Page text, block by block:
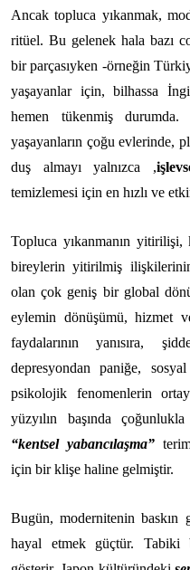
Ancak topluca yıkanmak,
ritüel. Bu gelenek hala bazı
bir parçasıyken -örneğin
yaşayanlar için, bilhassa
hemen tükenmiş
yaşayanların çoğu evlerinde,
duş almayı yalnızca ,
temizlemesi için en hızlı ve
Topluca yıkanmanın
bireylerin yitirilmiş
olan çok geniş bir global
eylemin dönüşümü, hizmet
faydalarının yanısıra,
depresyondan paniğe,
psikolojik fenomenlerin
yüzyılın başında
“kentsel yabancılaşma”
için bir klişe haline gelmiştir.
Bugün, modernitenin baskın
hayal etmek güçtür.